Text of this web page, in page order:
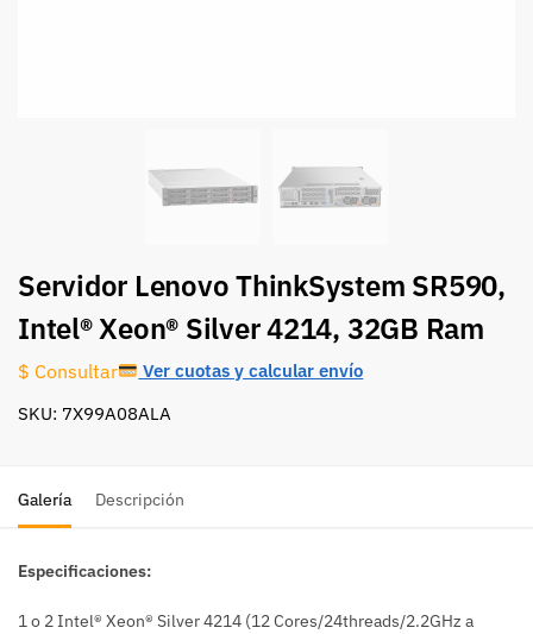
Servidor Lenovo ThinkSystem SR590,
Intel® Xeon® Silver 4214, 32GB Ram
$ Consultar Ver cuotas y calcular envío
SKU: 7X99A08ALA
Galería Descripción
Especificaciones:
1 o 2 Intel® Xeon® Silver 4214 (12 Cores/24threads/2.2GHz a